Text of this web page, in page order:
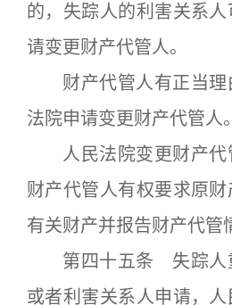
的，失踪人的利害关系
请变更财产代管人。
财产代管人有正当理
法院申请变更财产代管人。
人民法院变更财产代
财产代管人有权要求原
有关财产并报告财产代管
第四十五条 失踪人
或者利害关系人申请，